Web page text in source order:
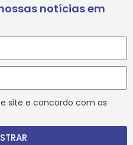
notícias em
site e concordo com as